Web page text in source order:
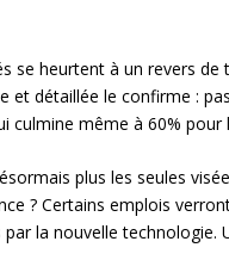
se heurtent à un revers de
et détaillée le confirme :
culmine même à 60%
plus les seules
? Certains emplois
la nouvelle technologie.